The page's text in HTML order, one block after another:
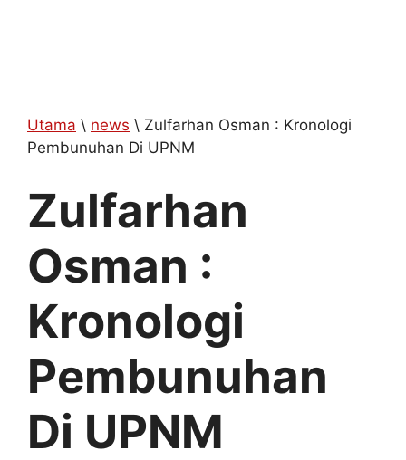
Utama \ news \ Zulfarhan Osman : Kronologi
Pembunuhan Di UPNM
Zulfarhan
Osman :
Kronologi
Pembunuhan
Di UPNM